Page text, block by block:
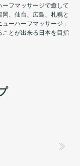
フマッサージで癒して
、仙台、広島、札幌と
ーハーフマッサージ」
とが出来る日本を目指